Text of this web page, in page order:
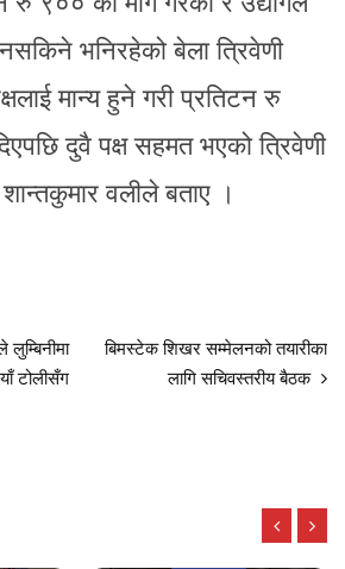
भनिरहेको बेला त्रिवेणी
मान्य हुने गरी प्रतिटन रु
दुवै पक्ष सहमत भएको त्रिवेणी
वलीले बताए ।
टोलीसँग
बिमस्टेक शिखर सम्मेलनको तयारीका
लागि सचिवस्तरीय बैठक